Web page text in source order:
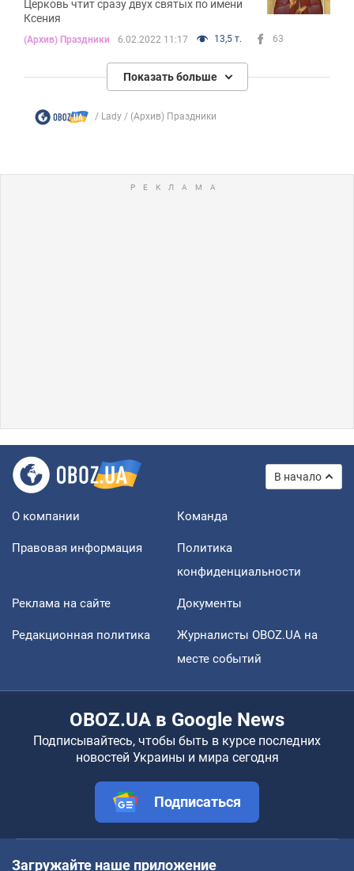
Церковь чтит сразу двух святых по имени
Ксения
(Архив) Праздники 6.02.2022 11:17 13,5 т. 63
Показать больше
Lady (Архив) Праздники
В начало
О компании Команда
Правовая информация
Политика
конфиденциальности
Реклама на сайте Документы
Редакционная политика
Журналисты OBOZ.UA на
месте событий
OBOZ.UA в Google News
Подписывайтесь, чтобы быть в курсе последних
новостей Украины и мира сегодня
Подписаться
Загружайте наше приложение